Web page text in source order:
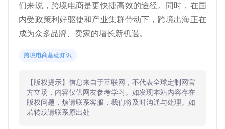
们来说，跨境电商是更快捷高效的途径。同时，在国
内受政策利好驱使和产业集群带动下，跨境出海正在
成为众多品牌、卖家的增长新机遇。
跨境电商基础知识
【版权提示】信息来自于互联网，不代表全球定制网官
方立场，内容仅供网友参考学习。如发现本站内容存在
版权问题，烦请联系客服，我们将及时沟通与处理。如
若转载请联系原出处